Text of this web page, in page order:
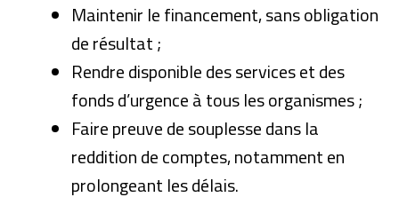
Maintenir le financement, sans obligation
de résultat ;
Rendre disponible des services et des
fonds d’urgence à tous les organismes ;
Faire preuve de souplesse dans la
reddition de comptes, notamment en
prolongeant les délais.